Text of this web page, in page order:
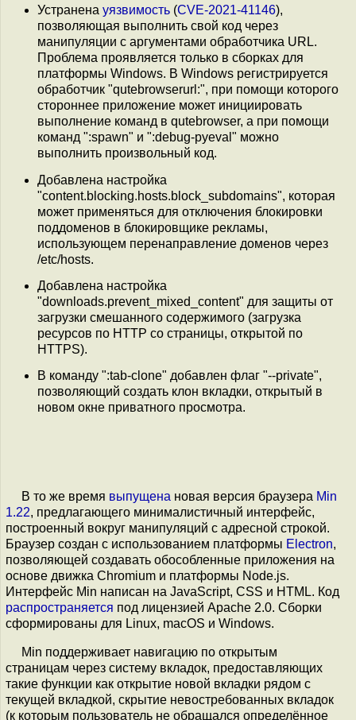
Устранена уязвимость (CVE-2021-41146),
позволяющая выполнить свой код через
манипуляции с аргументами обработчика URL.
Проблема проявляется только в сборках для
платформы Windows. В Windows регистрируется
обработчик "qutebrowserurl:", при помощи которого
стороннее приложение может инициировать
выполнение команд в qutebrowser, а при помощи
команд ":spawn" и ":debug-pyeval" можно
выполнить произвольный код.
Добавлена настройка
"content.blocking.hosts.block_subdomains", которая
может применяться для отключения блокировки
поддоменов в блокировщике рекламы,
использующем перенаправление доменов через
/etc/hosts.
Добавлена настройка
"downloads.prevent_mixed_content" для защиты от
загрузки смешанного содержимого (загрузка
ресурсов по HTTP со страницы, открытой по
HTTPS).
В команду ":tab-clone" добавлен флаг "--private",
позволяющий создать клон вкладки, открытый в
новом окне приватного просмотра.
В то же время выпущена новая версия браузера Min
1.22, предлагающего минималистичный интерфейс,
построенный вокруг манипуляций с адресной строкой.
Браузер создан с использованием платформы Electron,
позволяющей создавать обособленные приложения на
основе движка Chromium и платформы Node.js.
Интерфейс Min написан на JavaScript, CSS и HTML. Код
распространяется под лицензией Apache 2.0. Сборки
сформированы для Linux, macOS и Windows.
Min поддерживает навигацию по открытым
страницам через систему вкладок, предоставляющих
такие функции как открытие новой вкладки рядом с
текущей вкладкой, скрытие невостребованных вкладок
(к которым пользователь не обращался определённое